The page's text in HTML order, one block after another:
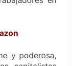
y poderosa,